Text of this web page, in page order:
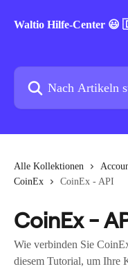
Waltio Hilfe-Center
Nach Artikeln suchen …
Alle Kollektionen
CoinEx
CoinEx - API
CoinEx -
Wie verbinden Sie
diesem Tutorial, um Ihre